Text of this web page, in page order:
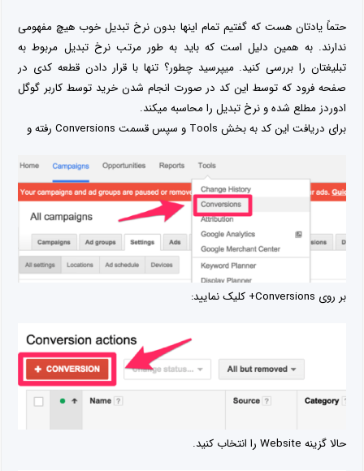
حتماً یادتان هست که گفتیم تمام اینها بدون نرخ تبدیل خوب هیچ مفهومی
ندارند. به همین دلیل است که باید به طور مرتب نرخ تبدیل مربوط به
تبلیغتان را بررسی کنید. میپرسید چطور؟ تنها با قرار دادن قطعه کدی در
صفحه فرود که توسط این کد در صورت انجام شدن خرید توسط کاربر گوگل
ادوردز مطلع شده و نرخ تبدیل را محاسبه میکند.
برای دریافت این کد به بخش Tools و سپس قسمت Conversions رفته و
بر روی Conversions+ کلیک نمایید:
حالا گزینه Website را انتخاب کنید.